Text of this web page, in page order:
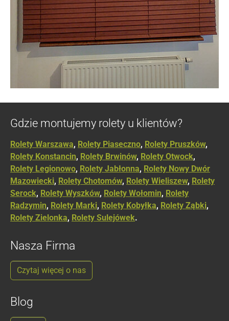
Gdzie montujemy rolety u klientów?
Rolety Warszawa, Rolety Piaseczno, Rolety Pruszków,
Rolety Konstancin, Rolety Brwinów, Rolety Otwock,
Rolety Legionowo, Rolety Jabłonna, Rolety Nowy Dwór
Mazowiecki, Rolety Chotomów, Rolety Wieliszew, Rolety
Serock, Rolety Wyszków, Rolety Wołomin, Rolety
Radzymin, Rolety Marki, Rolety Kobyłka, Rolety Ząbki,
Rolety Zielonka, Rolety Sulejówek.
Nasza Firma
Czytaj więcej o nas
Blog